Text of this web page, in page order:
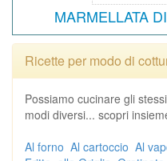
MARMELLATA
Ricette per modo di
Possiamo cucinare gli
modi diversi... scopri
Al forno Al cartoccio Al